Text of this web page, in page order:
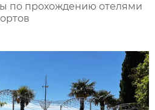
по прохождению отелями